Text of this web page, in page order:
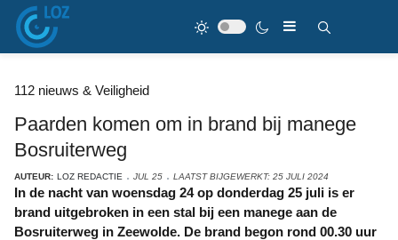
112 nieuws & Veiligheid
Paarden komen om in brand bij manege
Bosruiterweg
AUTEUR: LOZ REDACTIE JUL 25 LAATST BIJGEWERKT: 25 JULI 2024
In de nacht van woensdag 24 op donderdag 25 juli is er
brand uitgebroken in een stal bij een manege aan de
Bosruiterweg in Zeewolde. De brand begon rond 00.30 uur